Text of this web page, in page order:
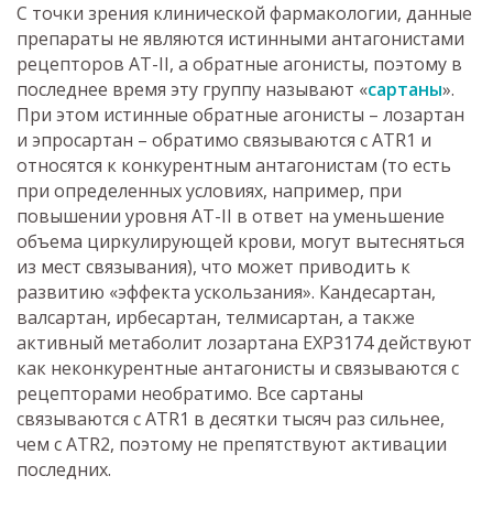
С точки зрения клинической фармакологии, данные
препараты не являются истинными антагонистами
рецепторов АТ-II, а обратные агонисты, поэтому в
последнее время эту группу называют «сартаны».
При этом истинные обратные агонисты – лозартан
и эпросартан – обратимо связываются с ATR1 и
относятся к конкурентным антагонистам (то есть
при определенных условиях, например, при
повышении уровня АТ-II в ответ на уменьшение
объема циркулирующей крови, могут вытесняться
из мест связывания), что может приводить к
развитию «эффекта ускользания». Кандесартан,
валсартан, ирбесартан, телмисартан, а также
активный метаболит лозартана EXP3174 действуют
как неконкурентные антагонисты и связываются с
рецепторами необратимо. Все сартаны
связываются с ATR1 в десятки тысяч раз cильнее,
чем с ATR2, поэтому не препятствуют активации
последних.